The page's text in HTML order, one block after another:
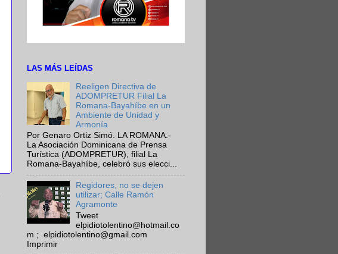
LAS MÁS LEÍDAS
Reeligen Directiva de
ADOMPRETUR Filial La
Romana-Bayahíbe en un
Ambiente de Unidad y
Armonía
Por Genaro Ortiz Simó. LA ROMANA.-
La Asociación Dominicana de Prensa
Turística (ADOMPRETUR), filial La
Romana-Bayahíbe, celebró sus elecci...
Regidores, no se dejen
utilizar; Calle Ramón
Agramonte
Tweet
elpidiotolentino@hotmail.co
m ; elpidiotolentino@gmail.com
Imprimir